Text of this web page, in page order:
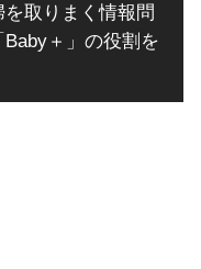
取りまく情報問
＋」の役割を